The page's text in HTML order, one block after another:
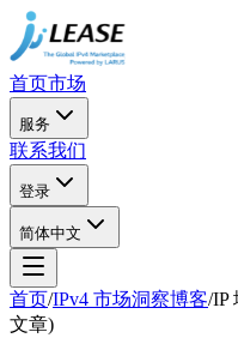
首页市场
服务
联系我们
登录
简体中文
首页/IPv4 市场洞察博客/IP
文章)